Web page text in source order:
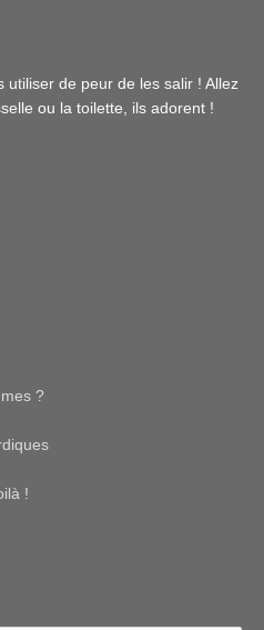
utiliser de peur de les salir ! Allez
ou la toilette, ils adorent !
?
!